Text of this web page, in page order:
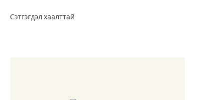
Сэтгэгдэл хаалттай